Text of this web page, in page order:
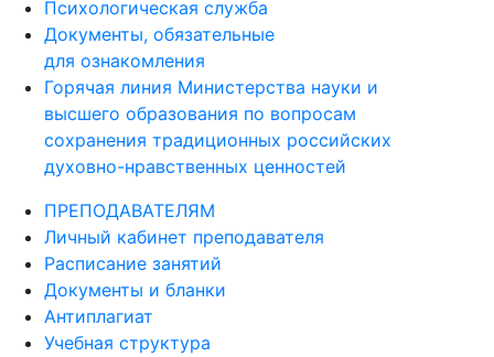
Психологическая служба
Документы, обязательные
для ознакомления
Горячая линия Министерства науки и
высшего образования по вопросам
сохранения традиционных российских
духовно-нравственных ценностей
ПРЕПОДАВАТЕЛЯМ
Личный кабинет преподавателя
Расписание занятий
Документы и бланки
Антиплагиат
Учебная структура